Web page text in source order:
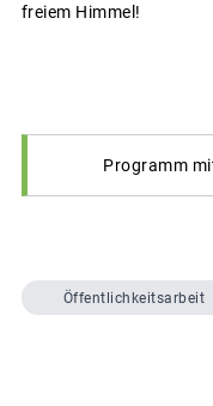
freiem Himmel!
Programm
Öffentlichkeitsarbeit